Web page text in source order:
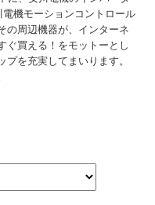
機モーションコントロール
の周辺機器が、インターネ
ぐ買える！をモットーとし
を充実してまいります。